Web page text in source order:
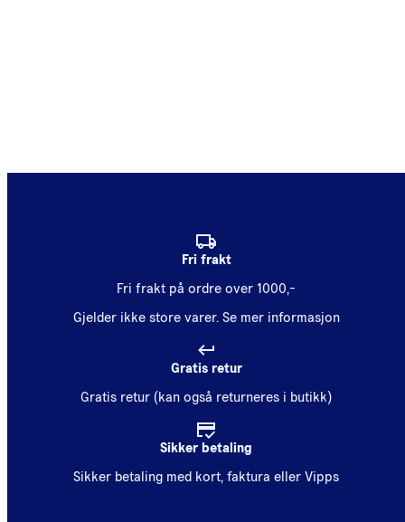
Fri frakt
Fri frakt på ordre over 1000,-
Gjelder ikke store varer. Se mer informasjon
Gratis retur
Gratis retur (kan også returneres i butikk)
Sikker betaling
Sikker betaling med kort, faktura eller Vipps